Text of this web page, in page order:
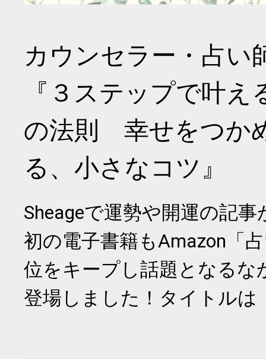
カウンセラー・占い
『３ステップで叶
の法則 幸せをつか
る、小さなコツ』
Sheageで運勢や開運の記
初の電子書籍もAmazon「
位をキープし話題となるな
登場しました！タイトルは